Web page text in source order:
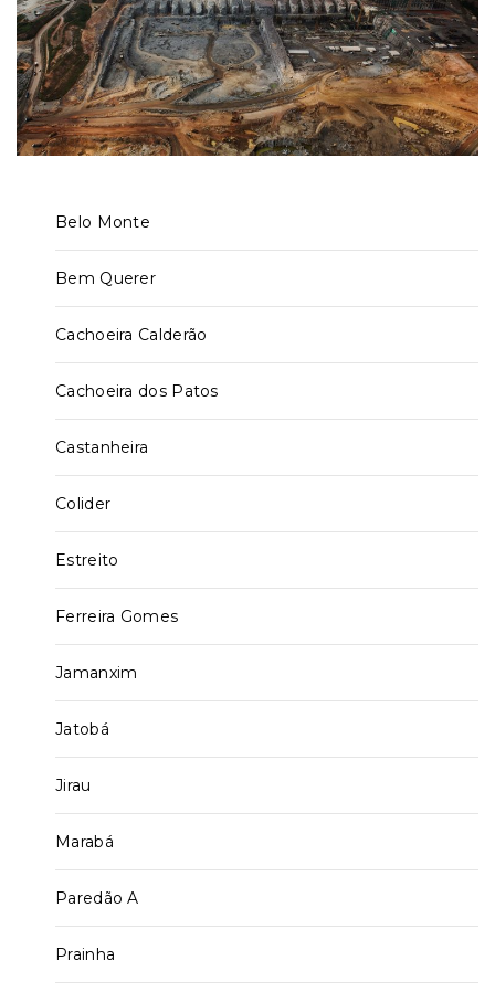
Belo Monte
Bem Querer
Cachoeira Calderão
Cachoeira dos Patos
Castanheira
Colider
Estreito
Ferreira Gomes
Jamanxim
Jatobá
Jirau
Marabá
Paredão A
Prainha